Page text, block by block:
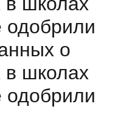
одобрили
о
в школах
одобрили